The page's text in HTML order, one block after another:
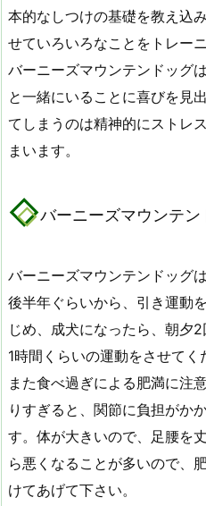
本的なしつけの基礎を教え込
せていろいろなことをトレー
バーニーズマウンテンドッグ
と一緒にいることに喜びを見
てしまうのは精神的にストレ
まいます。
バーニーズマウンテ
バーニーズマウンテンドッグ
後半年ぐらいから、引き運動
じめ、成犬になったら、朝夕2
1時間くらいの運動をさせてく
また食べ過ぎによる肥満に注
りすぎると、関節に負担がか
す。体が大きいので、足腰を
ら悪くなることが多いので、
けてあげて下さい。